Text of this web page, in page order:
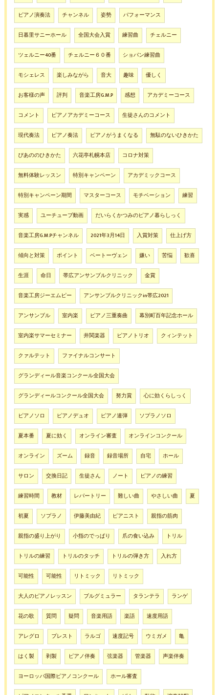
ピアノ演奏法 チャンネル 姿勢 パフォーマンス
日暮里サニーホール 全国大会入賞 練習曲 チェルニー
ツェルニー40番 チェルニー６０番 ショパン練習曲
モシェレス 楽しみながら 音大 趣味 優しく
お客様の声 評判 音楽工房G.M.P 感想 アカデミーコース
コメント ピアノアカデミーコース 生徒さんのコメント
現代奏法 ピアノ奏法 ピアノがうまくなる 無駄のないひきかた
ぴあののひきかた 六花亭札幌本店 コロナ対策
無料体験レッスン 特別キャンペーン アカデミックコース
特別キャンペーン期間 マスターコース モチベーション 練習
実感 ユーチューブ動画 だいらくかつみのピアノ暮らしっく
音楽工房G.M.Pチャンネル 2021年3月14日 入賞対策 仕上げ方
傾向と対策 ポイント ベートーヴェン 嫌い 苦悩 歓喜
生涯 命日 帯広アンサンブルクリニック 金賞
音楽工房ジーエムピー アンサンブルクリニックin帯広2021
アンサンブル 室内楽 ピアノ三重奏曲 幕別町百年記念ホール
室内楽サマーセミナー 井関楽器 ピアノトリオ クィンテット
クァルテット ファイナルコンサート
グランディール音楽コンクール全国大会
グランディールコンクール全国大会 努力賞 心に効くらしっく
ピアノソロ ピアノデュオ ピアノ連弾 ソプラノソロ
夏本番 夏に効く オンライン審査 オンラインコンクール
オンライン ズーム 録音 録音場所 自宅 ホール
サロン 交換日記 生徒さん ノート ピアノの練習
練習時間 教材 レパートリー 難しい曲 やさしい曲 夏
初夏 ソプラノ 伊藤美由紀 ピアニスト 親指の筋肉
親指の盛り上がり 小指のでっぱり 爪の食い込み トリル
トリルの練習 トリルのタッチ トリルの弾き方 入れ方
可能性 可能性 リトミック リトミック
大人のピアノレッスン ブルグミュラー タランテラ ランゲ
花の歌 質問 疑問 音楽用語 楽語 速度用語
アレグロ プレスト ラルゴ 速度記号 ウミガメ 亀
はく製 剥製 ピアノ伴奏 弦楽器 管楽器 声楽伴奏
ヨーロッパ国際ピアノコンクール ホール審査